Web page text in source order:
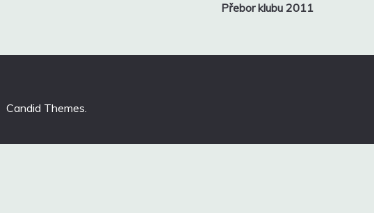
Přebor klubu 2011
Candid Themes.